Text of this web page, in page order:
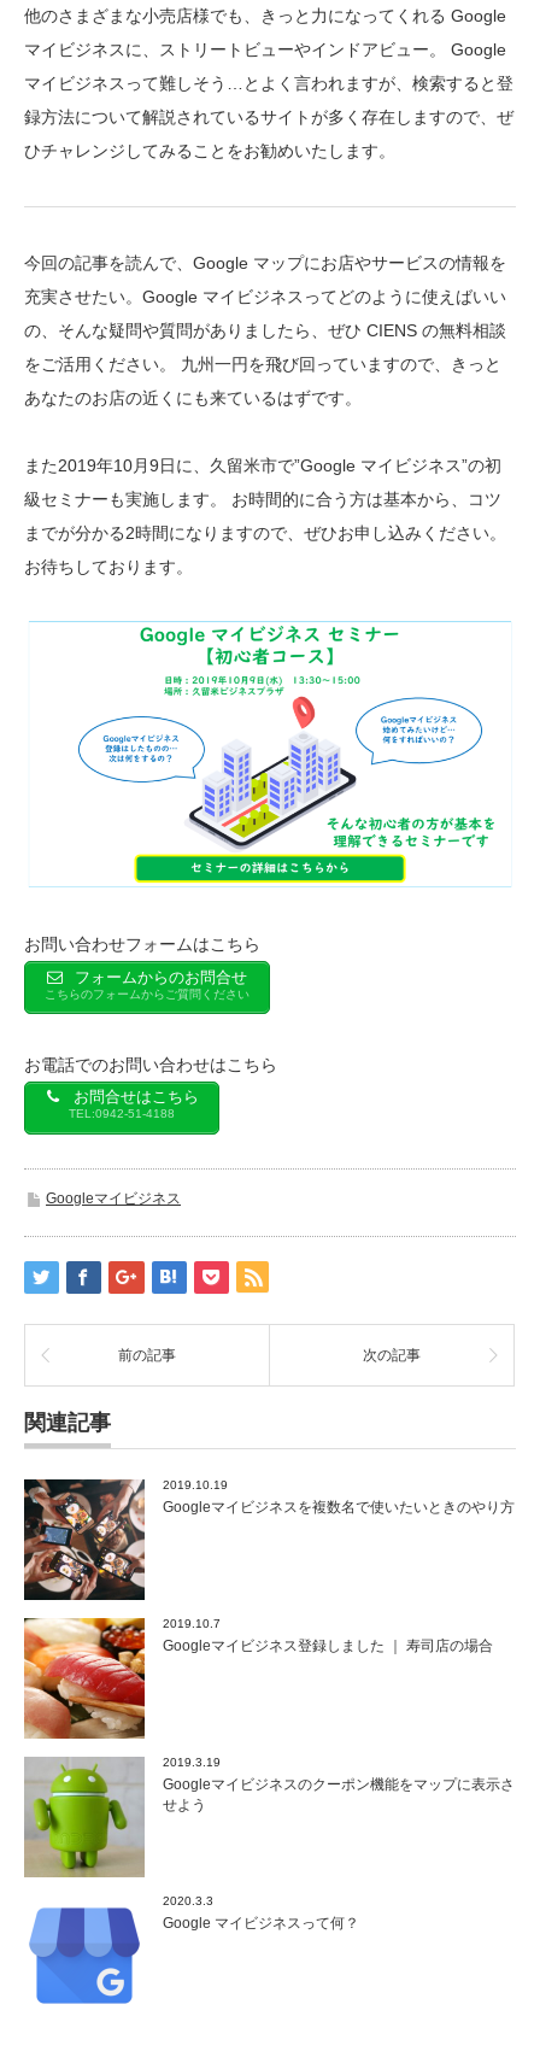
他のさまざまな小売店様でも、きっと力になってくれる Google
マイビジネスに、ストリートビューやインドアビュー。 Google
マイビジネスって難しそう…とよく言われますが、検索すると登
録方法について解説されているサイトが多く存在しますので、ぜ
ひチャレンジしてみることをお勧めいたします。
今回の記事を読んで、Google マップにお店やサービスの情報を
充実させたい。Google マイビジネスってどのように使えばいい
の、そんな疑問や質問がありましたら、ぜひ CIENS の無料相談
をご活用ください。 九州一円を飛び回っていますので、きっと
あなたのお店の近くにも来ているはずです。
また2019年10月9日に、久留米市で”Google マイビジネス”の初
級セミナーも実施します。 お時間的に合う方は基本から、コツ
までが分かる2時間になりますので、ぜひお申し込みください。
お待ちしております。
お問い合わせフォームはこちら
フォームからのお問合せ
こちらのフォームからご質問ください
お電話でのお問い合わせはこちら
お問合せはこちら
TEL:0942-51-4188
Googleマイビジネス
前の記事 次の記事
関連記事
2019.10.19
Googleマイビジネスを複数名で使いたいときのやり方
2019.10.7
Googleマイビジネス登録しました ｜ 寿司店の場合
2019.3.19
Googleマイビジネスのクーポン機能をマップに表示さ
せよう
2020.3.3
Google マイビジネスって何？